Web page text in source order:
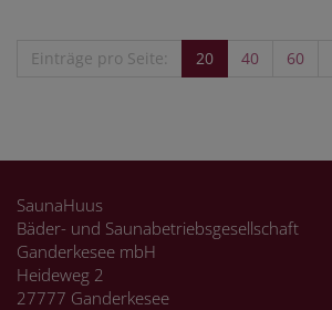
Einträge pro Seite: 20 40 60
SaunaHuus
Bäder- und Saunabetriebsgesellschaft
Ganderkesee mbH
Heideweg 2
27777 Ganderkesee